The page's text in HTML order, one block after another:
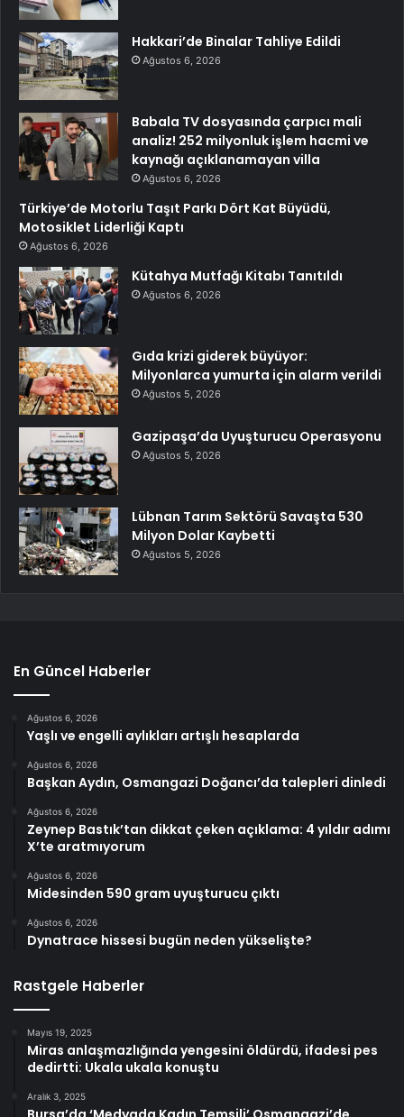
Hakkari’de Binalar Tahliye Edildi
Ağustos 6, 2026
Babala TV dosyasında çarpıcı mali
analiz! 252 milyonluk işlem hacmi ve
kaynağı açıklanamayan villa
Ağustos 6, 2026
Türkiye’de Motorlu Taşıt Parkı Dört Kat Büyüdü,
Motosiklet Liderliği Kaptı
Ağustos 6, 2026
Kütahya Mutfağı Kitabı Tanıtıldı
Ağustos 6, 2026
Gıda krizi giderek büyüyor:
Milyonlarca yumurta için alarm verildi
Ağustos 5, 2026
Gazipaşa’da Uyuşturucu Operasyonu
Ağustos 5, 2026
Lübnan Tarım Sektörü Savaşta 530
Milyon Dolar Kaybetti
Ağustos 5, 2026
En Güncel Haberler
Ağustos 6, 2026
Yaşlı ve engelli aylıkları artışlı hesaplarda
Ağustos 6, 2026
Başkan Aydın, Osmangazi Doğancı’da talepleri dinledi
Ağustos 6, 2026
Zeynep Bastık’tan dikkat çeken açıklama: 4 yıldır adımı
X’te aratmıyorum
Ağustos 6, 2026
Midesinden 590 gram uyuşturucu çıktı
Ağustos 6, 2026
Dynatrace hissesi bugün neden yükselişte?
Rastgele Haberler
Mayıs 19, 2025
Miras anlaşmazlığında yengesini öldürdü, ifadesi pes
dedirtti: Ukala ukala konuştu
Aralık 3, 2025